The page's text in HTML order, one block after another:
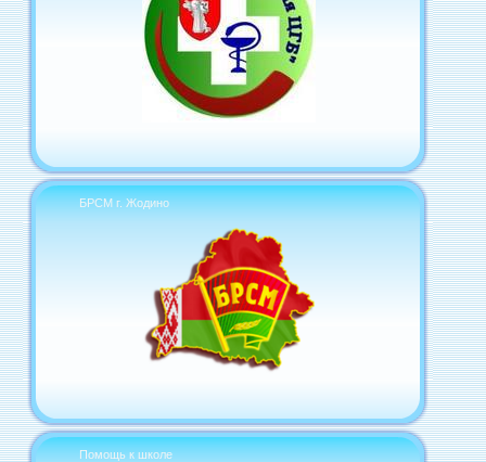
БРСМ г. Жодино
Помощь к школе